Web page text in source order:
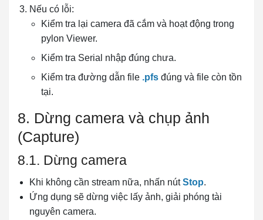
Nếu có lỗi:
Kiểm tra lại camera đã cắm và hoạt động trong
pylon Viewer.
Kiểm tra Serial nhập đúng chưa.
Kiểm tra đường dẫn file .pfs đúng và file còn tồn
tại.
8. Dừng camera và chụp ảnh
(Capture)
8.1. Dừng camera
Khi không cần stream nữa, nhấn nútStop.
Ứng dụng sẽ dừng việc lấy ảnh, giải phóng tài
nguyên camera.